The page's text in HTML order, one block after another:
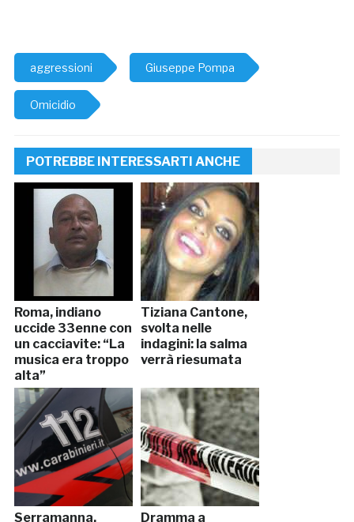
aggressioni Giuseppe Pompa
Omicidio
POTREBBE INTERESSARTI ANCHE
Roma, indiano
uccide 33enne con
un cacciavite: “La
musica era troppo
alta”
Tiziana Cantone,
svolta nelle
indagini: la salma
verrà riesumata
Serramanna, Dramma a